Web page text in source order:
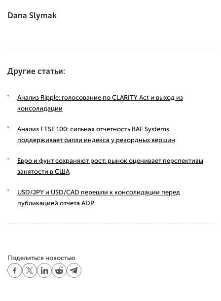
Dana Slymak
Другие статьи:
Анализ Ripple: голосование по CLARITY Act и выход из
консолидации
Анализ FTSE 100: сильная отчетность BAE Systems
поддерживает ралли индекса у рекордных вершин
Евро и фунт сохраняют рост: рынок оценивает перспективы
занятости в США
USD/JPY и USD/CAD перешли к консолидации перед
публикацией отчета ADP
Поделиться новостью